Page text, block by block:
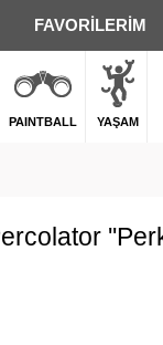
FAVORİLERİM
PAINTBALL YAŞAM